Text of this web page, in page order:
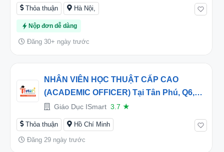
Thỏa thuận Hà Nội,
Nộp đơn dễ dàng
Đăng 30+ ngày trước
NHÂN VIÊN HỌC THUẬT CẤP CAO
(ACADEMIC OFFICER) Tại Tân Phú, Q6,
Thủ Đức
Giáo Dục ISmart 3.7 ★
Thỏa thuận Hồ Chí Minh
Đăng 29 ngày trước